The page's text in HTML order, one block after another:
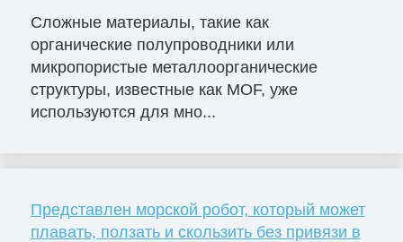
Сложные материалы, такие как
органические полупроводники или
микропористые металлоорганические
структуры, известные как MOF, уже
используются для мно...
Представлен морской робот, который может
плавать, ползать и скользить без привязи в